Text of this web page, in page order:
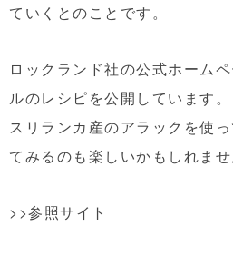
ていくとのことです。
ロックランド社の公式ホーム
ルのレシピを公開しています。
スリランカ産のアラックを使
てみるのも楽しいかもしれませ
>>参照サイト